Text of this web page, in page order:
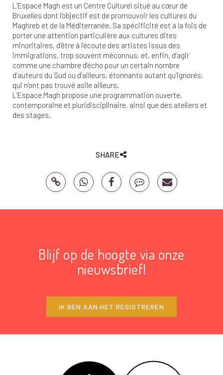
L’Espace Magh est un Centre Culturel situé au cœur de
Bruxelles dont l’objectif est de promouvoir les cultures du
Maghreb et de la Méditerranée. Sa spécificité est à la fois de
porter une attention particulière aux cultures dites
minoritaires, d’être à l’écoute des artistes issus des
immigrations, trop souvent méconnus, et, enfin, d’agir
comme une chambre d’écho pour un certain nombre
d’auteurs du Sud ou d’ailleurs, étonnants autant qu’ignorés,
qui n’ont pas trouvé asile ailleurs.
L’Espace Magh propose une programmation ouverte,
contemporaine et pluridisciplinaire, ainsi que des ateliers et
des stages.
SHARE
Blijf op de hoogte via onze
nieuwsbrief!
IK BEN AAN HET REGISTREREN